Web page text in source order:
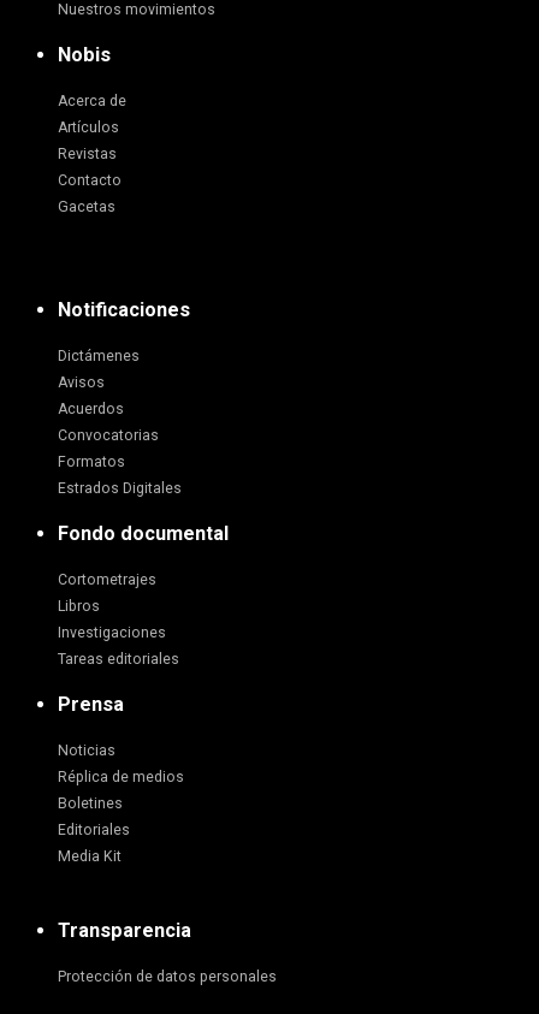
Nuestros movimientos
Nobis
Acerca de
Artículos
Revistas
Contacto
Gacetas
Notificaciones
Dictámenes
Avisos
Acuerdos
Convocatorias
Formatos
Estrados Digitales
Fondo documental
Cortometrajes
Libros
Investigaciones
Tareas editoriales
Prensa
Noticias
Réplica de medios
Boletines
Editoriales
Media Kit
Transparencia
Protección de datos personales